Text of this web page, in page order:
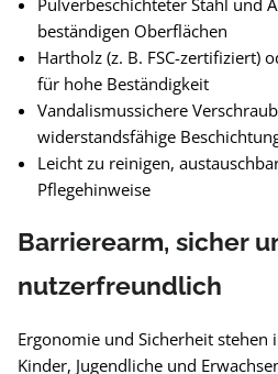
Pulverbeschichteter Stahl und
beständigen Oberflächen
Hartholz (z. B. FSC-zertifiziert)
für hohe Beständigkeit
Vandalismussichere
widerstandsfähige
Leicht zu reinigen,
Pflegehinweise
Barrierearm, sicher
nutzerfreundlich
Ergonomie und Sicherheit
Kinder, Jugendliche und